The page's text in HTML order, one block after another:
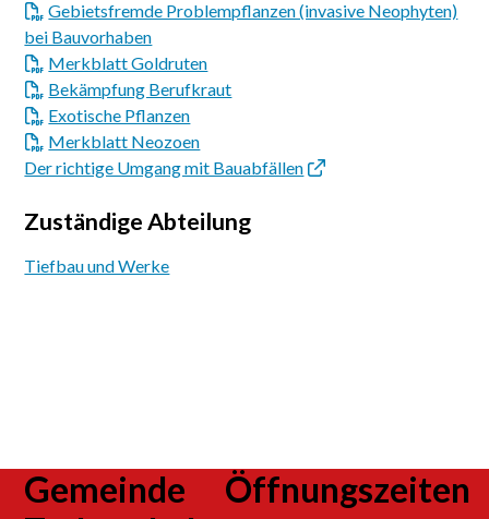
Gebietsfremde Problempflanzen (invasive Neophyten)
bei Bauvorhaben
Merkblatt Goldruten
Bekämpfung Berufkraut
Exotische Pflanzen
Merkblatt Neozoen
Der richtige Umgang mit Bauabfällen
Zuständige Abteilung
Tiefbau und Werke
Footer
Gemeinde
Öffnungszeiten